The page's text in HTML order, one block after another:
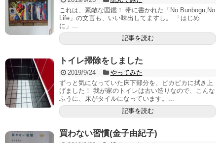
これは、素敵な図鑑！ 帯に書かれた「No Bunbogu,No
Life」の文言も、いい味出してますし。 「はじめ
に」...
記事を読む
トイレ掃除をしました
2019/9/24
やってみた
ずっと気になっていた床下部分を、ピカピカに拭き上
げました！ 我が家のトイレは古い造りなので、こんな
ふうに、床がタイルになっています。...
記事を読む
買わない習慣(金子由紀子)